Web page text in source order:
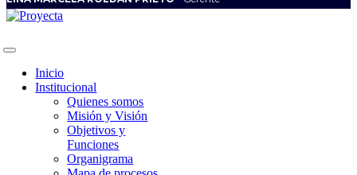
Inicio
Institucional
Quienes somos
Misión y Visión
Objetivos y
Funciones
Organigrama